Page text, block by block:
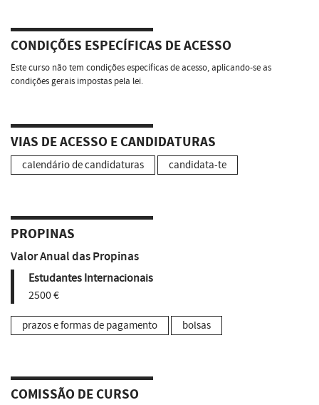
CONDIÇÕES ESPECÍFICAS DE ACESSO
Este curso não tem condições específicas de acesso, aplicando-se as
condições gerais impostas pela lei.
VIAS DE ACESSO E CANDIDATURAS
calendário de candidaturas candidata-te
PROPINAS
Valor Anual das Propinas
Estudantes Internacionais
2500 €
prazos e formas de pagamento bolsas
COMISSÃO DE CURSO